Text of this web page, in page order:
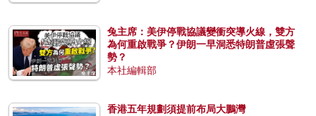
兔主席：美伊停戰協議變衝突導火線，雙方
為何重啟戰爭？伊朗一早洞悉特朗普虛張聲
勢？
本社編輯部
香港五年規劃須提前布局大鵬灣